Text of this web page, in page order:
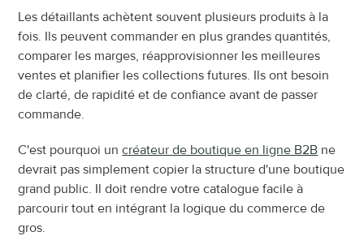
Les détaillants achètent souvent plusieurs produits à la
fois. Ils peuvent commander en plus grandes quantités,
comparer les marges, réapprovisionner les meilleures
ventes et planifier les collections futures. Ils ont besoin
de clarté, de rapidité et de confiance avant de passer
commande.
C'est pourquoi un créateur de boutique en ligne B2B ne
devrait pas simplement copier la structure d'une boutique
grand public. Il doit rendre votre catalogue facile à
parcourir tout en intégrant la logique du commerce de
gros.